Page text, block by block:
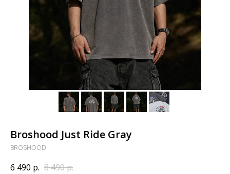
Broshood Just Ride Gray
BROSHOOD
6 490 р. 8 490р.